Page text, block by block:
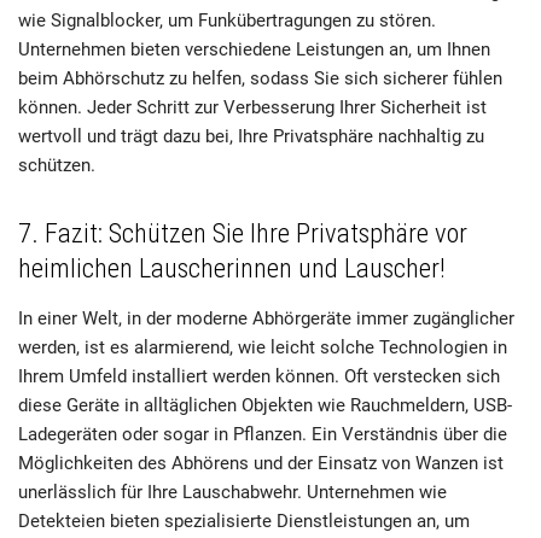
wie Signalblocker, um Funkübertragungen zu stören.
Unternehmen bieten verschiedene Leistungen an, um Ihnen
beim Abhörschutz zu helfen, sodass Sie sich sicherer fühlen
können. Jeder Schritt zur Verbesserung Ihrer Sicherheit ist
wertvoll und trägt dazu bei, Ihre Privatsphäre nachhaltig zu
schützen.
7. Fazit: Schützen Sie Ihre Privatsphäre vor
heimlichen Lauscherinnen und Lauscher!
In einer Welt, in der moderne Abhörgeräte immer zugänglicher
werden, ist es alarmierend, wie leicht solche Technologien in
Ihrem Umfeld installiert werden können. Oft verstecken sich
diese Geräte in alltäglichen Objekten wie Rauchmeldern, USB-
Ladegeräten oder sogar in Pflanzen. Ein Verständnis über die
Möglichkeiten des Abhörens und der Einsatz von Wanzen ist
unerlässlich für Ihre Lauschabwehr. Unternehmen wie
Detekteien bieten spezialisierte Dienstleistungen an, um